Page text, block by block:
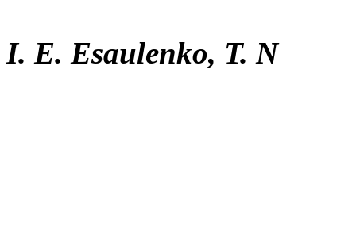
I. E. Esaulenko, T. N